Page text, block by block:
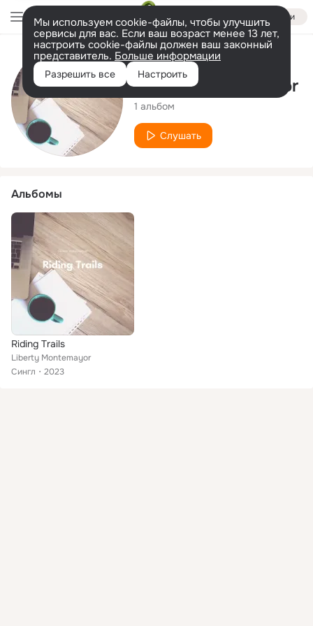
Войти
Мы используем cookie-файлы, чтобы улучшить
сервисы для вас. Если ваш возраст менее 13 лет,
настроить cookie-файлы должен ваш законный
представитель. Больше информации
Разрешить все Настроить
Исполнитель
Liberty Montemayor
1 альбом
Слушать
Альбомы
Riding Trails
Liberty Montemayor
Сингл
2023